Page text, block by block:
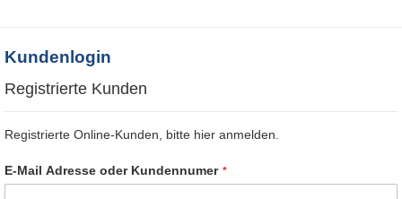
Kundenlogin
Registrierte Kunden
Registrierte Online-Kunden, bitte hier anmelden.
E-Mail Adresse oder Kundennumer